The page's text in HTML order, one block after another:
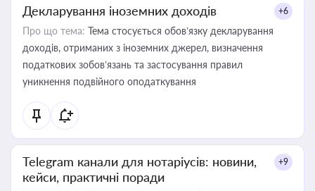
Декларування іноземних доходів +6
Про що тема: Тема стосується обов’язку декларування
доходів, отриманих з іноземних джерел, визначення
податкових зобов’язань та застосування правил
уникнення подвійного оподаткування
Telegram канали для нотаріусів: новини,
кейси, практичні поради
+9